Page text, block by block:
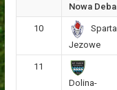
Nowa Deba
10
Sparta
Jezowe
11
Dolina-